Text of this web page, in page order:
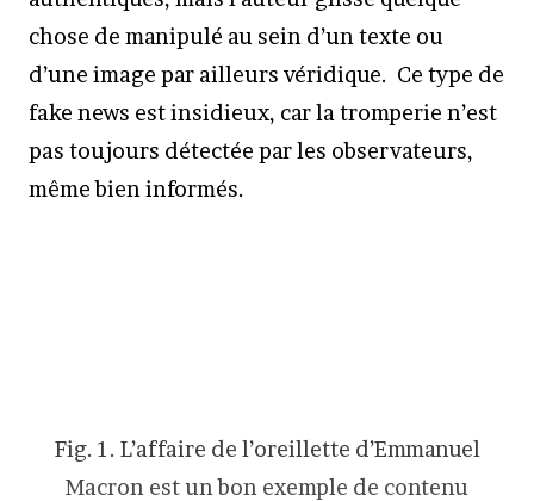
chose de manipulé au sein d’un texte ou
d’une image par ailleurs véridique. Ce type de
fake news est insidieux, car la tromperie n’est
pas toujours détectée par les observateurs,
même bien informés.
Fig. 1. L’affaire de l’oreillette d’Emmanuel
Macron est un bon exemple de contenu